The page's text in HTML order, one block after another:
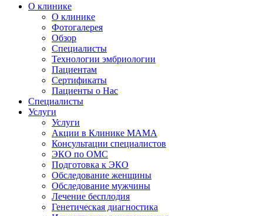
О клинике
О клинике
Фотогалерея
Обзор
Специалисты
Технологии эмбриологии
Пациентам
Сертификаты
Пациенты о Нас
Специалисты
Услуги
Услуги
Акции в Клинике МАМА
Консультации специалистов
ЭКО по ОМС
Подготовка к ЭКО
Обследование женщины
Обследование мужчины
Лечение бесплодия
Генетическая диагностика